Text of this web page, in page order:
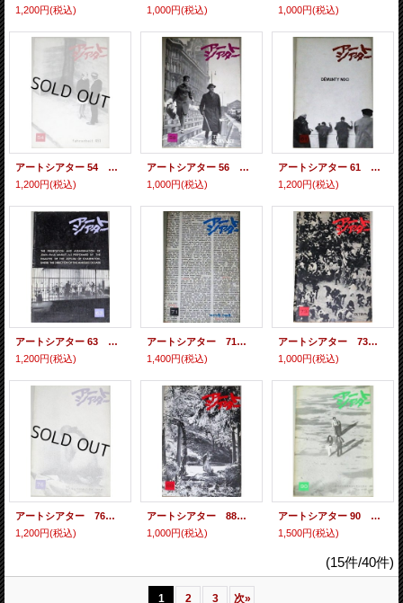
1,200円(税込)
1,000円(税込)
1,000円(税込)
アートシアター 54 華氏451/監督フランソワ・トリュフォー
1,200円(税込)
アートシアター 56 召使/監督ジョセフ・ロージー
1,000円(税込)
アートシアター 61 夜のダイヤモンド/監督ヤン・ニェメッツ
1,200円(税込)
アートシアター 63 マルキ・ド・サドの演出のもとにシャラントン精神病院患者によって演じられたジャン＝ポール・マラーの迫害と暗殺/監督ピーター・ブルック
1,200円(税込)
アートシアター 71 ウィークエンド/監督ジャン・リュック・ゴダール
1,400円(税込)
アートシアター 73 十月/監督セルゲイ・エイゼンシュテイン
1,000円(税込)
アートシアター 76 バルタザールよどこへ行く/監督ロベール・ブレッソン
1,200円(税込)
アートシアター 88 野いちご/監督イングマール・ベルイマン
1,000円(税込)
アートシアター 90 あらかじめ失われた恋人たちよ/監督・清水邦夫,田原総一朗
1,500円(税込)
(15件/40件)
1 2 3 次»